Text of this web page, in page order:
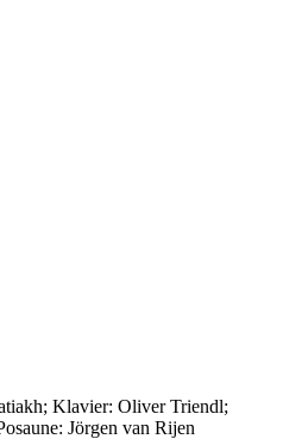
Klavier: Oliver Triendl;
Jörgen van Rijen